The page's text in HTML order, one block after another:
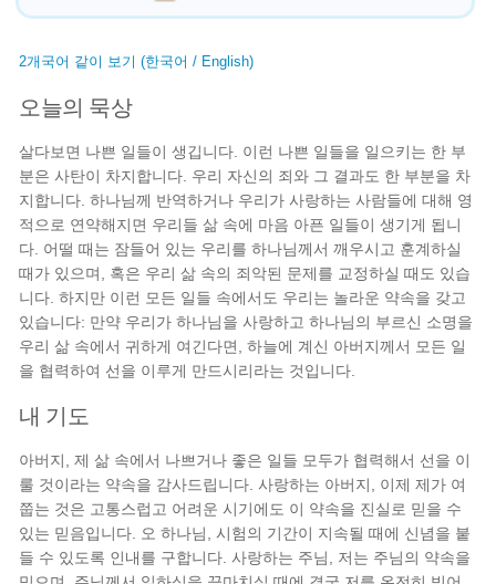
2개국어 같이 보기 (한국어 / English)
오늘의 묵상
살다보면 나쁜 일들이 생깁니다. 이런 나쁜 일들을 일으키는 한 부
분은 사탄이 차지합니다. 우리 자신의 죄와 그 결과도 한 부분을 차
지합니다. 하나님께 반역하거나 우리가 사랑하는 사람들에 대해 영
적으로 연약해지면 우리들 삶 속에 마음 아픈 일들이 생기게 됩니
다. 어떨 때는 잠들어 있는 우리를 하나님께서 깨우시고 훈계하실
때가 있으며, 혹은 우리 삶 속의 죄악된 문제를 교정하실 때도 있습
니다. 하지만 이런 모든 일들 속에서도 우리는 놀라운 약속을 갖고
있습니다: 만약 우리가 하나님을 사랑하고 하나님의 부르신 소명을
우리 삶 속에서 귀하게 여긴다면, 하늘에 계신 아버지께서 모든 일
을 협력하여 선을 이루게 만드시리라는 것입니다.
내 기도
아버지, 제 삶 속에서 나쁘거나 좋은 일들 모두가 협력해서 선을 이
룰 것이라는 약속을 감사드립니다. 사랑하는 아버지, 이제 제가 여
쭙는 것은 고통스럽고 어려운 시기에도 이 약속을 진실로 믿을 수
있는 믿음입니다. 오 하나님, 시험의 기간이 지속될 때에 신념을 붙
들 수 있도록 인내를 구합니다. 사랑하는 주님, 저는 주님의 약속을